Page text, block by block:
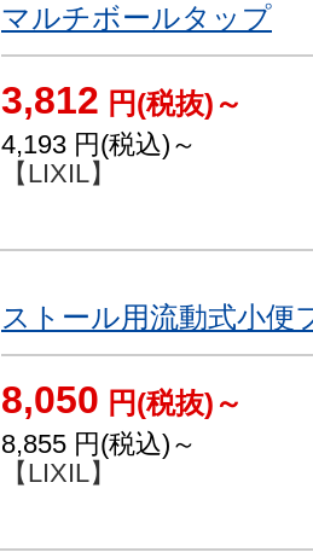
マルチボールタップ
3,812 円(税抜)～
4,193 円(税込)～
【LIXIL】
ストール用流動式小便
8,050 円(税抜)～
8,855 円(税込)～
【LIXIL】